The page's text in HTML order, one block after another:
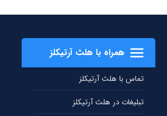
همراه با هلث آرتیکلز
تماس با هلث آرتیکلز
تبلیغات در هلث آرتیکلز